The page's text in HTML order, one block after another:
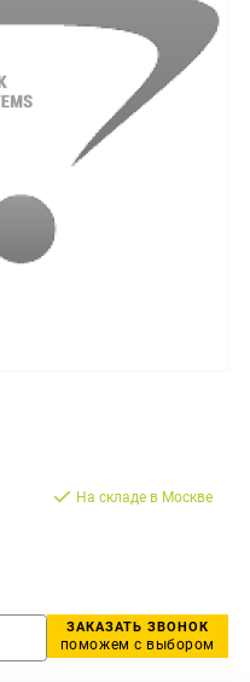
На складе в Москве
ЗАКАЗАТЬ ЗВОНОК
поможем с выбором